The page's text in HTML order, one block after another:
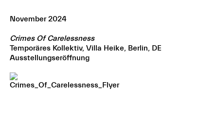
November 2024
Crimes Of Carelessness
Temporäres Kollektiv, Villa Heike, Berlin, DE
Ausstellungseröffnung